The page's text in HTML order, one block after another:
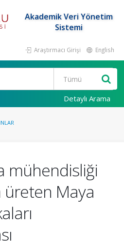
Akademik Veri Yönetim
Sistemi
Araştırmacı Girişi English
Detaylı Arama
mühendisliği
üreten Maya